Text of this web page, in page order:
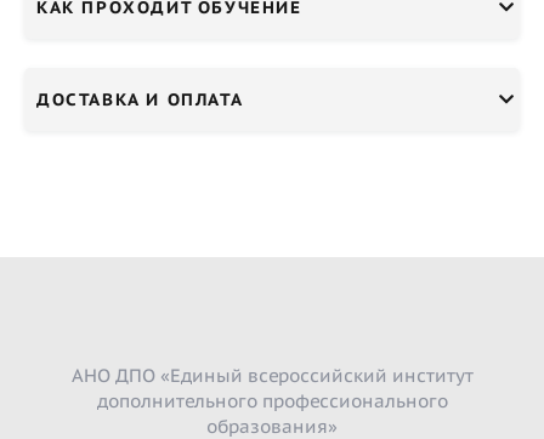
КАК ПРОХОДИТ ОБУЧЕНИЕ
ДОСТАВКА И ОПЛАТА
АНО ДПО «Единый всероссийский институт
дополнительного профессионального
образования»